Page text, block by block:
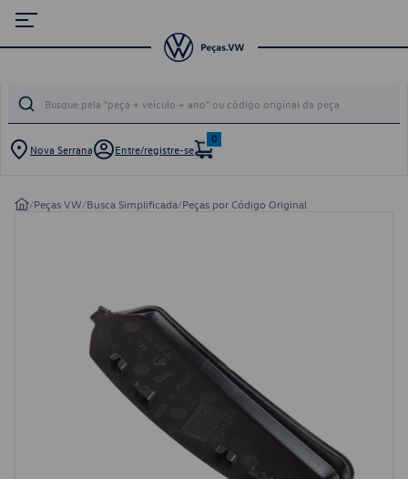
Nova Serrana Entre/registre-se
0
/Peças VW/Busca Simplificada/Peças por Código Original